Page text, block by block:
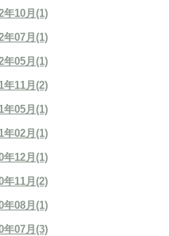
年10月(1)
年07月(1)
年05月(1)
年11月(2)
年05月(1)
年02月(1)
年12月(1)
年11月(2)
年08月(1)
年07月(3)